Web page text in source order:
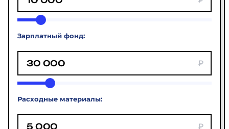
Зарплатный фонд:
Расходные материалы: